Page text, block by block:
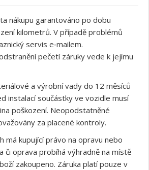
nákupu garantováno po dobu
kilometrů. V případě problémů
servis e‑mailem.
pečetí záruky vede k jejímu
a výrobní vady do 12 měsíců
instalací součástky ve vozidle musí
poškození. Neopodstatněné
za placené kontroly.
má kupující právo na opravu nebo
či oprava probíhá výhradně na místě
zakoupeno. Záruka platí pouze v